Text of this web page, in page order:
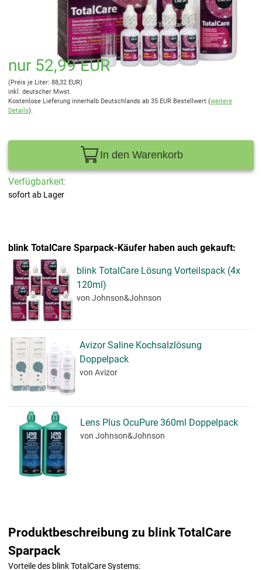
nur 52,99 EUR
(Preis je Liter: 88,32 EUR)
inkl. deutscher Mwst.
Kostenlose Lieferung innerhalb Deutschlands ab 35 EUR Bestellwert (weitere
Details).
In den Warenkorb
Verfügbarkeit:
sofort ab Lager
blink TotalCare Sparpack-Käufer haben auch gekauft:
blink TotalCare Lösung Vorteilspack (4x
120ml)
von Johnson&Johnson
Avizor Saline Kochsalzlösung
Doppelpack
von Avizor
Lens Plus OcuPure 360ml Doppelpack
von Johnson&Johnson
Produktbeschreibung zu blink TotalCare
Sparpack
Vorteile des blink TotalCare Systems: